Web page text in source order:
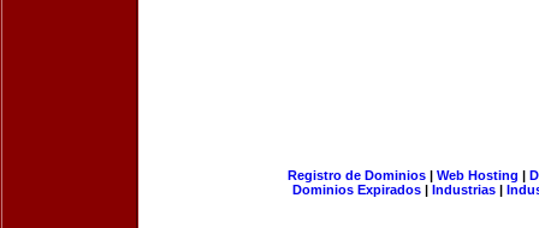
Registro de Dominios| Web Hosting |
Dominios Expirados | Industrias |